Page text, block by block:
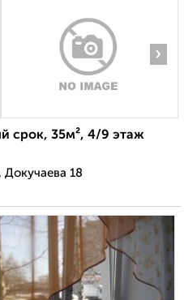
›
срок, 35м², 4/9 этаж
18